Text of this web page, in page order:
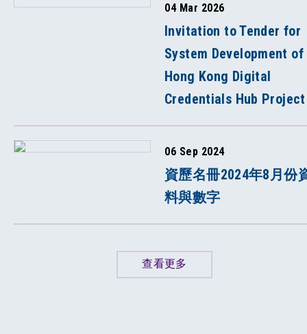
04 Mar 2026
Invitation to Tender for
System Development of
Hong Kong Digital
Credentials Hub Project
06 Sep 2024
資歷名冊2024年8月份
料與數字
查看更多